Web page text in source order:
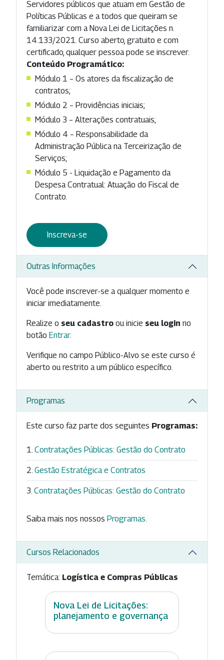
Servidores públicos que atuam em Gestão de
Políticas Públicas e a todos que queiram se
familiarizar com a Nova Lei de Licitações n.
14.133/2021. Curso aberto, gratuito e com
certificado, qualquer pessoa pode se inscrever.
Conteúdo Programático:
Módulo 1 – Os atores da fiscalização de
contratos;
Módulo 2 – Providências iniciais;
Módulo 3 – Alterações contratuais;
Módulo 4 – Responsabilidade da
Administração Pública na Terceirização de
Serviços;
Módulo 5 - Liquidação e Pagamento da
Despesa Contratual: Atuação do Fiscal de
Contrato.
Inscreva-se
Outras Informações
Você pode inscrever-se a qualquer momento e
iniciar imediatamente.
Realize o seu cadastro ou inicie seu login no
botão Entrar.
Verifique no campo Público-Alvo se este curso é
aberto ou restrito a um público específico.
Programas
Este curso faz parte dos seguintes Programas:
Contratações Públicas: Gestão do Contrato
Gestão Estratégica e Contratos
Contratações Públicas: Gestão do Contrato
Saiba mais nos nossos Programas
Cursos Relacionados
Temática: Logística e Compras Públicas
Nova Lei de Licitações:
planejamento e governança